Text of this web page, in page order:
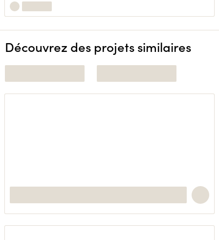
Découvrez des projets similaires